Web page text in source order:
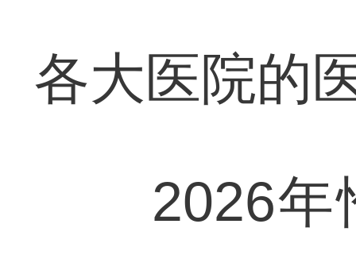
各大医院的
2026年恰